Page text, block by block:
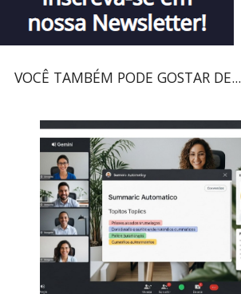
VOCÊ TAMBÉM PODE GOSTAR DE...